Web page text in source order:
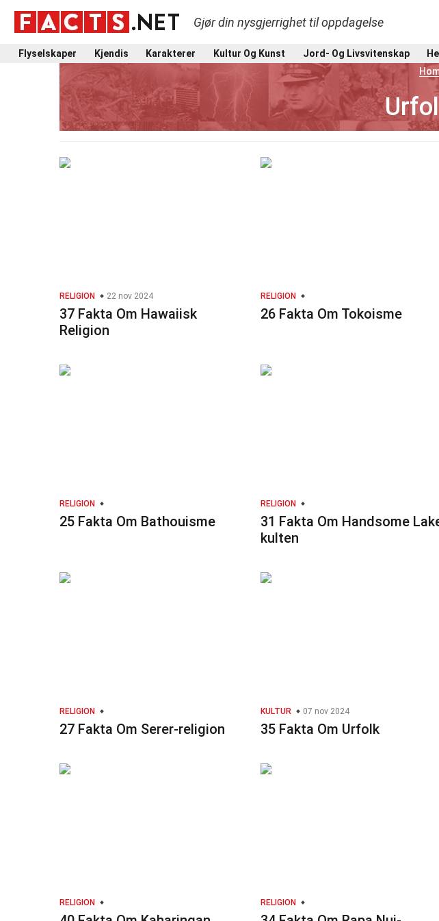
Gjør din nysgjerrighet til oppdagelse
Flyselskaper Kjendis Karakterer Kultur Og Kunst Jord- Og Livsvitenskap
RELIGION 22 nov 2024
37 Fakta Om Hawaiisk
Religion
RELIGION
26 Fakta Om Tokoisme
RELIGION
25 Fakta Om Bathouisme
RELIGION
31 Fakta Om Handsome
kulten
RELIGION
27 Fakta Om Serer-religion
KULTUR 07 nov 2024
35 Fakta Om Urfolk
RELIGION RELIGION